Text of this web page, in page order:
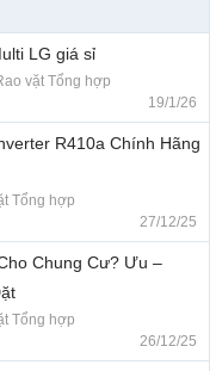
LG giá sỉ
vặt Tổng hợp
19/1/26
R410a Chính Hãng
Tổng hợp
27/12/25
Chung Cư? Ưu –
Tổng hợp
26/12/25